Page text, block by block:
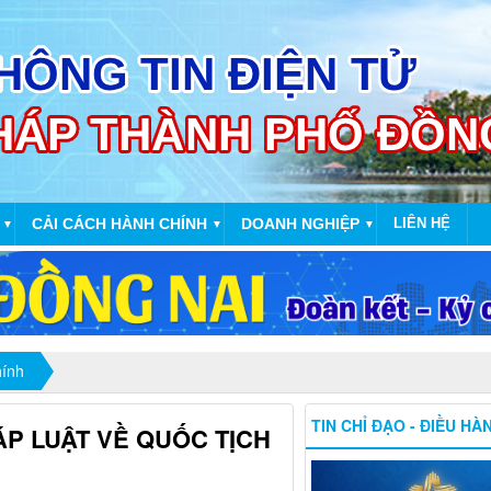
▼ CẢI CÁCH HÀNH CHÍNH ▼ DOANH NGHIỆP ▼ LIÊN HỆ
LUẬT VỀ QUỐC TỊCH TIN CHỈ ĐẠO - ĐIỀU